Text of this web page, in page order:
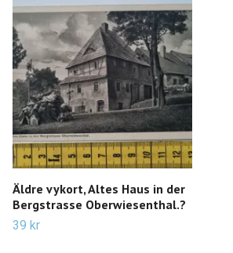
Äldre vykort, Altes Haus in der
Bergstrasse Oberwiesenthal.?
39 kr